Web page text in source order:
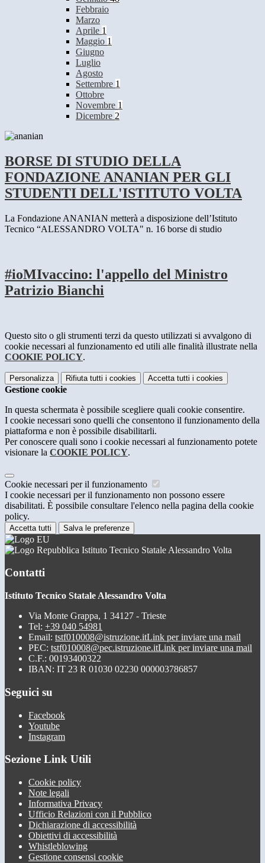
Febbraio
Marzo
Aprile 1
Maggio 1
Giugno
Luglio
Agosto
Settembre 1
Ottobre
Novembre 1
Dicembre 2
BORSE DI STUDIO DELLA
FONDAZIONE ANANIAN PER GLI
STUDENTI DELL'ISTITUTO VOLTA
La Fondazione ANANIAN metterà a disposizione dell’Istituto
Tecnico “ALESSANDRO VOLTA" n. 16 borse di studio
#ioMIvaccino: l'appello del Ministro
Patrizio Bianchi
Questo sito o gli strumenti terzi da questo utilizzati si avvalgono di
cookie necessari al funzionamento ed utili alle finalità illustrate nella
COOKIE POLICY.
Personalizza Rifiuta tutti i cookies Accetta tutti i cookies
Gestione cookie
In questa schermata è possibile scegliere quali cookie consentire.
I cookie necessari sono quelli che consentono il funzionamento della
piattaforma e non è possibile disabilitarli.
Per conoscere quali sono i cookie necessari al funzionamento potete
visionare la COOKIE POLICY.
Cookie necessari per il funzionamento
I cookie necessari per il funzionamento non possono essere
disabilitati. È possibile consultare l'elenco nella pagina della cookie
policy.
Accetta tutti Salva le preferenze
Istituto Tecnico Statale Alessandro Volta
Contatti
Istituto Tecnico Statale Alessandro Volta
Via Monte Grappa, 1 34127 - Trieste
Tel: +39 040 54981
Email: tstf010008@istruzione.itLink per inviare una mail
PEC: tstf010008@pec.istruzione.itLink per inviare una mail
C.F.: 00193400322
IBAN: IT 23 R 01030 02230 000003786857
Seguici su
Facebook
Youtube
Instagram
Sezione Link Utili
Cookie policy
Note legali
Informativa Privacy
Ufficio Relazioni con il Pubblico
Dichiarazione di accessibilità
Obiettivi di accessibilità
Whistleblowing
Gestione consensi cookie